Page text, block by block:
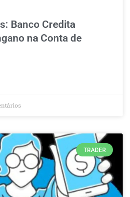
Banco Credita
na Conta de
TRADER